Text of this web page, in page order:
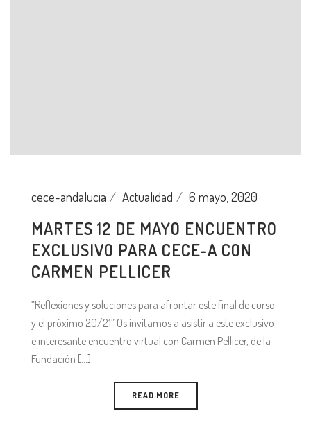
cece-andalucia Actualidad 6 mayo, 2020
MARTES 12 DE MAYO ENCUENTRO
EXCLUSIVO PARA CECE-A CON
CARMEN PELLICER
“Reflexiones y soluciones para afrontar este final de curso
y el próximo 20/21” Os invitamos a asistir a este exclusivo
e interesante encuentro virtual con Carmen Pellicer, de la
Fundación [...]
READ MORE